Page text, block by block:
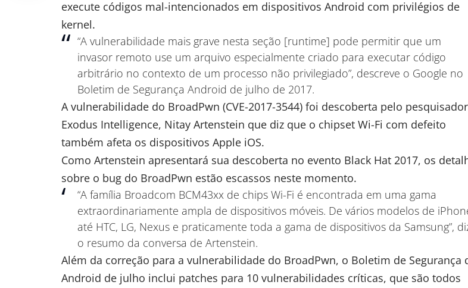
execute códigos mal-intencionados em dispositivos Android com privilégios de
kernel.
“A vulnerabilidade mais grave nesta seção [runtime] pode permitir que um
invasor remoto use um arquivo especialmente criado para executar código
arbitrário no contexto de um processo não privilegiado”, descreve o Google no
Boletim de Segurança Android de julho de 2017.
A vulnerabilidade do BroadPwn (CVE-2017-3544) foi descoberta pelo
Exodus Intelligence, Nitay Artenstein que diz que o chipset Wi-Fi com defeito
também afeta os dispositivos Apple iOS.
Como Artenstein apresentará sua descoberta no evento Black Hat 2017, os
sobre o bug do BroadPwn estão escassos neste momento.
“A família Broadcom BCM43xx de chips Wi-Fi é encontrada em uma gama
extraordinariamente ampla de dispositivos móveis. De vários modelos de
até HTC, LG, Nexus e praticamente toda a gama de dispositivos da Samsung”,
o resumo da conversa de Artenstein.
Além da correção para a vulnerabilidade do BroadPwn, o Boletim de Segurança
Android de julho inclui patches para 10 vulnerabilidades críticas, que são todos